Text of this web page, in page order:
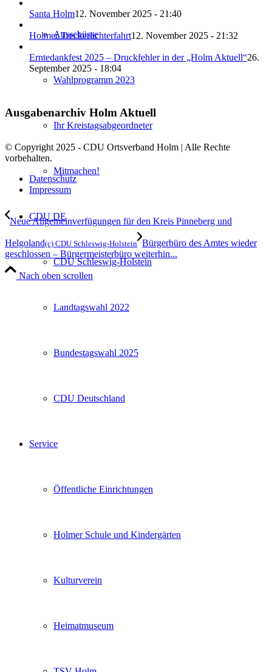
Ausschüsse
Wahlprogramm 2023
Ihr Kreistagsabgeordneter
Mitmachen!
CDU DE
CDU Schleswig-Holstein
Landtagswahl 2022
Bundestagswahl 2025
CDU Deutschland
Service
Öffentliche Einrichtungen
Holmer Schule und Kindergärten
Kulturverein
Heimatmuseum
Santa Holm12. November 2025 - 21:40
Holmer Treckerlichterfahrt12. November 2025 - 21:32
Erntedankfest 2025 – Druckfehler in der „Holm Aktuell“26.
September 2025 - 18:04
Ausgabenarchiv Holm Aktuell
© Copyright 2025 - CDU Ortsverband Holm | Alle Rechte
vorbehalten.
Datenschutz
Impressum
Neue Allgemeinverfügungen für den Kreis Pinneberg und
Helgoland(c) CDU Schleswig-Holstein Bürgerbüro des Amtes wieder
geschlossen – Bürgermeisterbüro weiterhin...
Nach oben scrollen